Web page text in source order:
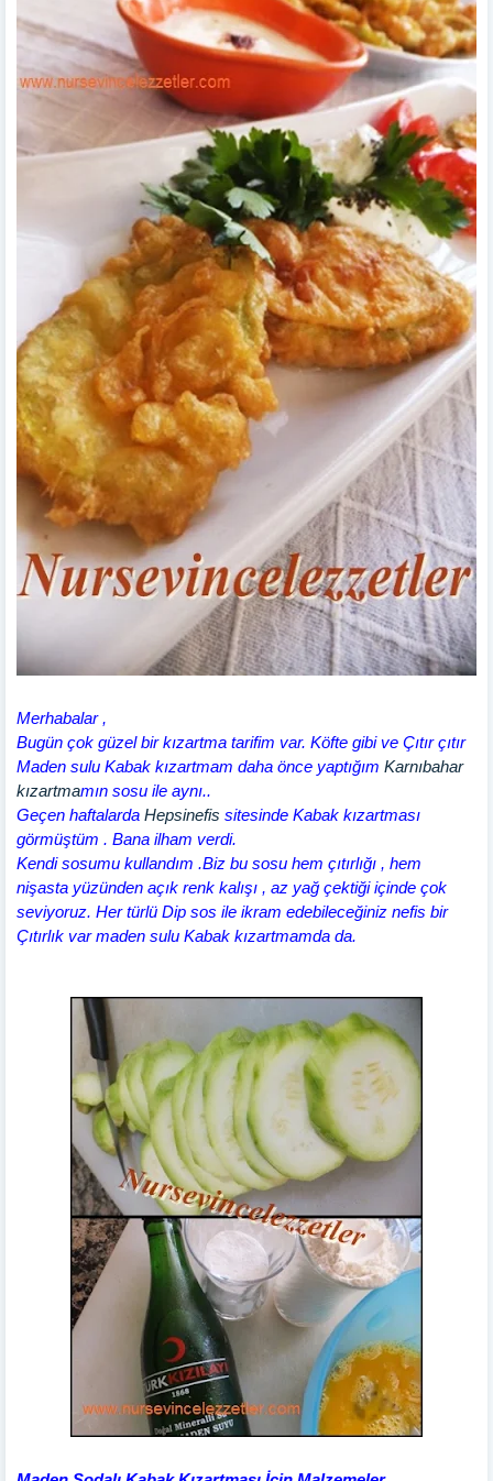
Merhabalar ,
Bugün çok güzel bir kızartma tarifim var. Köfte gibi ve Çıtır çıtır
Maden sulu Kabak kızartmam daha önce yaptığım Karnıbahar
kızartmamın sosu ile aynı..
Geçen haftalarda Hepsinefis sitesinde Kabak kızartması
görmüştüm . Bana ilham verdi.
Kendi sosumu kullandım .Biz bu sosu hem çıtırlığı , hem
nişasta yüzünden açık renk kalışı , az yağ çektiği içinde çok
seviyoruz. Her türlü Dip sos ile ikram edebileceğiniz nefis bir
Çıtırlık var maden sulu Kabak kızartmamda da.